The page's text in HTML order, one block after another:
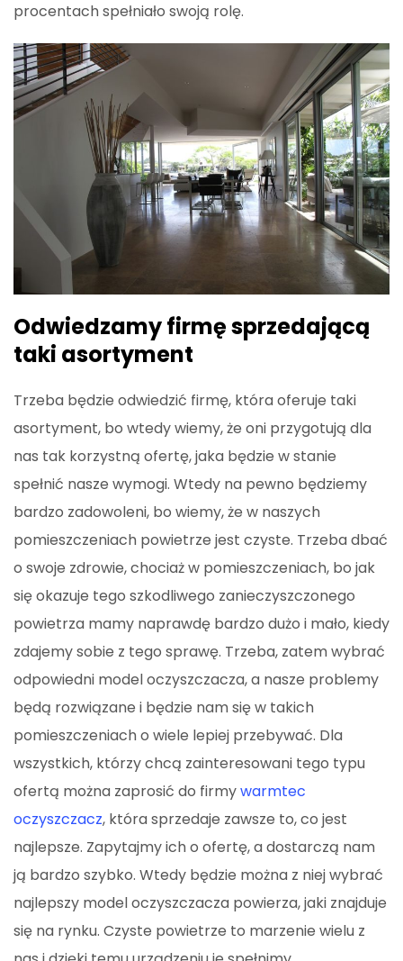
procentach spełniało swoją rolę.
Odwiedzamy firmę sprzedającą
taki asortyment
Trzeba będzie odwiedzić firmę, która oferuje taki
asortyment, bo wtedy wiemy, że oni przygotują dla
nas tak korzystną ofertę, jaka będzie w stanie
spełnić nasze wymogi. Wtedy na pewno będziemy
bardzo zadowoleni, bo wiemy, że w naszych
pomieszczeniach powietrze jest czyste. Trzeba dbać
o swoje zdrowie, chociaż w pomieszczeniach, bo jak
się okazuje tego szkodliwego zanieczyszczonego
powietrza mamy naprawdę bardzo dużo i mało, kiedy
zdajemy sobie z tego sprawę. Trzeba, zatem wybrać
odpowiedni model oczyszczacza, a nasze problemy
będą rozwiązane i będzie nam się w takich
pomieszczeniach o wiele lepiej przebywać. Dla
wszystkich, którzy chcą zainteresowani tego typu
ofertą można zaprosić do firmywarmtec
oczyszczacz, która sprzedaje zawsze to, co jest
najlepsze. Zapytajmy ich o ofertę, a dostarczą nam
ją bardzo szybko. Wtedy będzie można z niej wybrać
najlepszy model oczyszczacza powierza, jaki znajduje
się na rynku. Czyste powietrze to marzenie wielu z